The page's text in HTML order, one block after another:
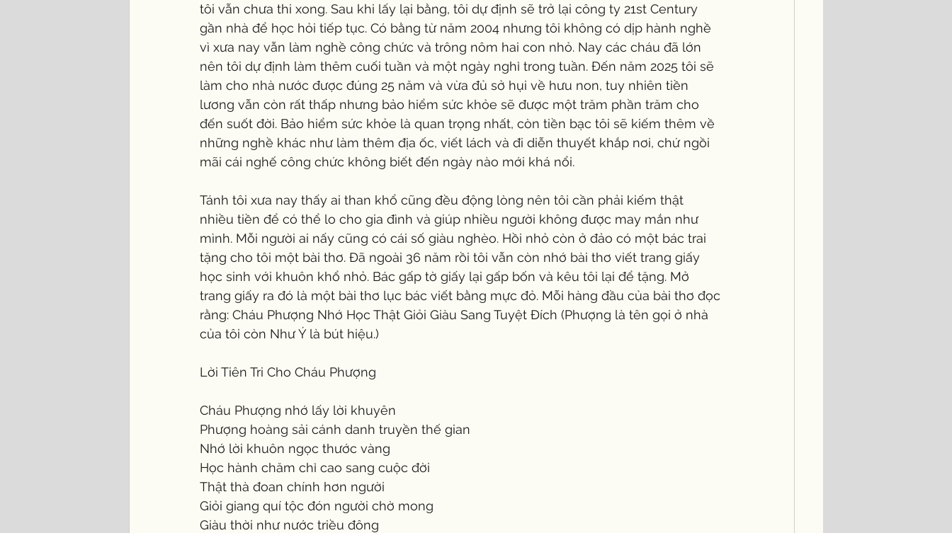
tôi vẫn chưa thi xong. Sau khi lấy lại bằng, tôi dự định sẽ trở lại công ty 21st Century
gần nhà để học hỏi tiếp tục. Có bằng từ năm 2004 nhưng tôi không có dịp hành nghề
vì xưa nay vẫn làm nghề công chức và trông nôm hai con nhỏ. Nay các cháu đã lớn
nên tôi dự định làm thêm cuối tuần và một ngày nghỉ trong tuần. Đến năm 2025 tôi sẽ
làm cho nhà nước được đúng 25 năm và vừa đủ sở hụi về hưu non, tuy nhiên tiền
lương vẫn còn rất thấp nhưng bảo hiểm sức khỏe sẽ được một trăm phần trăm cho
đến suốt đời. Bảo hiểm sức khỏe là quan trọng nhất, còn tiền bạc tôi sẽ kiếm thêm về
những nghề khác như làm thêm địa ốc, viết lách và đi diễn thuyết khắp nơi, chứ ngồi
mãi cái nghế công chức không biết đến ngày nào mới khá nổi.
Tánh tôi xưa nay thấy ai than khổ cũng đều động lòng nên tôi cần phải kiếm thật
nhiều tiền để có thể lo cho gia đình và giúp nhiều người không được may mắn như
mình. Mỗi người ai nấy cũng có cái số giàu nghèo. Hồi nhỏ còn ở đảo có một bác trai
tặng cho tôi một bài thơ. Đã ngoài 36 năm rồi tôi vẫn còn nhớ bài thơ viết trang giấy
học sinh với khuôn khổ nhỏ. Bác gấp tờ giấy lại gấp bốn và kêu tôi lại để tặng. Mở
trang giấy ra đó là một bài thơ lục bác viết bằng mực đỏ. Mỗi hàng đầu của bài thơ đọc
rằng: Cháu Phượng Nhớ Học Thật Giỏi Giàu Sang Tuyệt Đích (Phượng là tên gọi ở nhà
của tôi còn Như Ý là bút hiệu.)
Lời Tiên Tri Cho Cháu Phượng
Cháu Phượng nhớ lấy lời khuyên
Phượng hoàng sải cánh danh truyền thế gian
Nhớ lời khuôn ngọc thước vàng
Học hành chăm chỉ cao sang cuộc đời
Thật thà đoan chính hơn người
Giỏi giang quí tộc đón người chờ mong
Giàu thời như nước triều đông